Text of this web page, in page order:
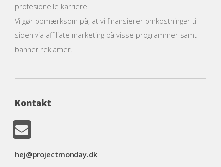
profesionelle karriere.
Vi gør opmærksom på, at vi finansierer omkostninger til
siden via affiliate marketing på visse programmer samt
banner reklamer.
Kontakt
hej@projectmonday.dk